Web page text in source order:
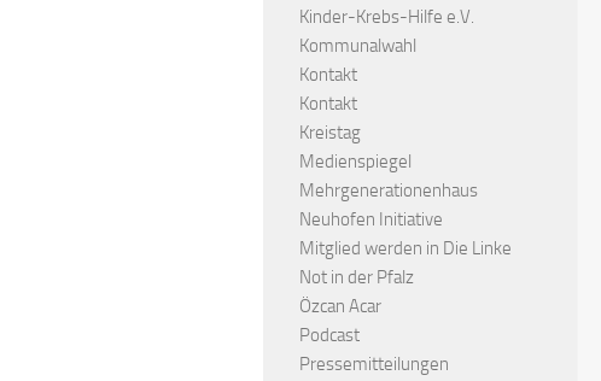
Kinder-Krebs-Hilfe e.V.
Kommunalwahl
Kontakt
Kontakt
Kreistag
Medienspiegel
Mehrgenerationenhaus
Neuhofen Initiative
Mitglied werden in Die Linke
Not in der Pfalz
Özcan Acar
Podcast
Pressemitteilungen